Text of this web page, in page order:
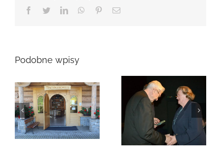
Facebook
TwitterLinkedInWhatsApp
PinterestEmail
Podobne wpisy
Zmarła Genowefa
Sikora
Zmarła Wanda
Czubernatowa